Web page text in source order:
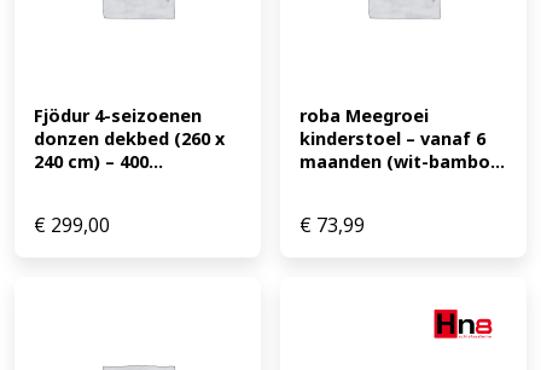
Fjödur 4-seizoenen
donzen dekbed (260 x
240 cm) – 400...
€ 299,00
roba Meegroei
kinderstoel – vanaf 6
maanden (wit-bambo...
€ 73,99